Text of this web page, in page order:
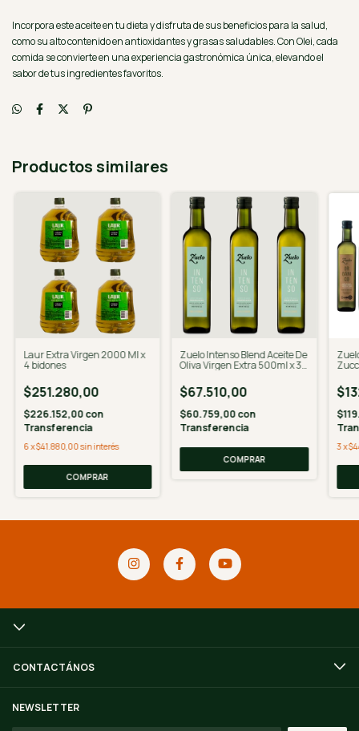
Incorpora este aceite en tu dieta y disfruta de sus beneficios para la salud,
como su alto contenido en antioxidantes y grasas saludables. Con Olei, cada
comida se convierte en una experiencia gastronómica única, elevando el
sabor de tus ingredientes favoritos.
Productos similares
Laur Extra Virgen 2000 Ml x
4 bidones
$251.280,00
$226.152,00con
Transferencia
6x$41.880,00sin interés
Zuelo Intenso Blend Aceite De
Oliva Virgen Extra 500ml x 3
$67.510,00
$60.759,00con
Transferencia
3x
CONTACTÁNOS
NEWSLETTER